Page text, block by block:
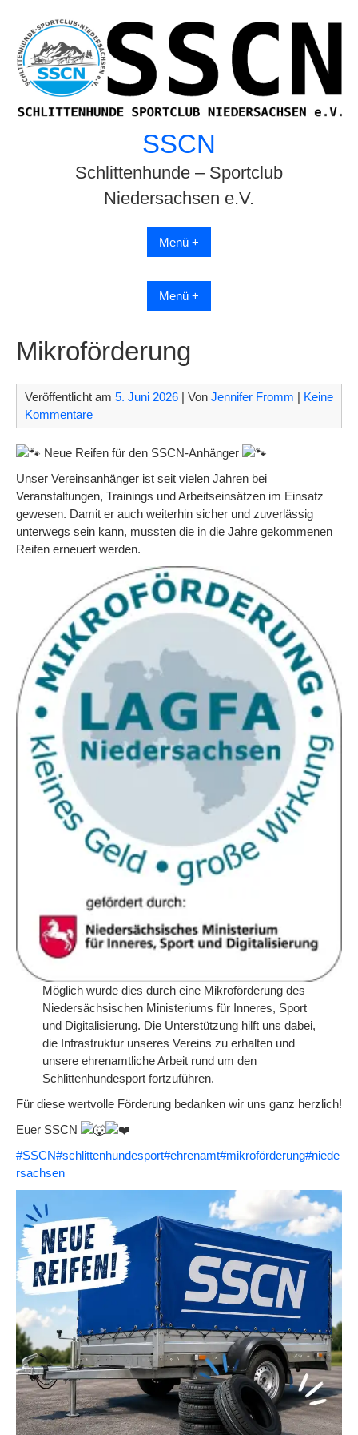
content
SSCN
Schlittenhunde – Sportclub
Niedersachsen e.V.
Menü +
Menü +
Mikroförderung
Veröffentlicht am 5. Juni 2026 | Von Jennifer Fromm | Keine
Kommentare
Neue Reifen für den SSCN-Anhänger
Unser Vereinsanhänger ist seit vielen Jahren bei
Veranstaltungen, Trainings und Arbeitseinsätzen im Einsatz
gewesen. Damit er auch weiterhin sicher und zuverlässig
unterwegs sein kann, mussten die in die Jahre gekommenen
Reifen erneuert werden.
Möglich wurde dies durch eine Mikroförderung des
Niedersächsischen Ministeriums für Inneres, Sport
und Digitalisierung. Die Unterstützung hilft uns dabei,
die Infrastruktur unseres Vereins zu erhalten und
unsere ehrenamtliche Arbeit rund um den
Schlittenhundesport fortzuführen.
Für diese wertvolle Förderung bedanken wir uns ganz herzlich!
Euer SSCN
#SSCN#schlittenhundesport#ehrenamt#mikroförderung#niede
rsachsen